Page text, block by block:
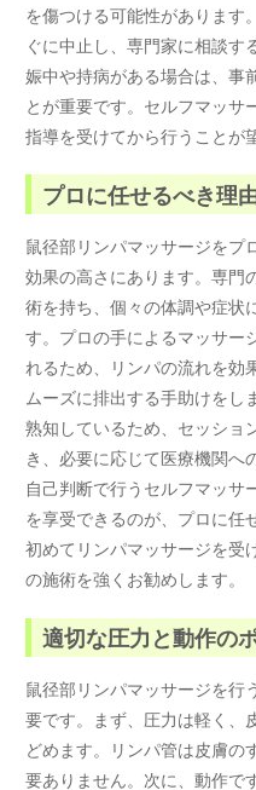
を傷つける可能性があります
ぐに中止し、専門家に相談
娠中や持病がある場合は、事
とが重要です。セルフマッサ
指導を受けてから行うことが
プロに任せるべき理
鼠径部リンパマッサージをプ
効果の高さにあります。専門
術を持ち、個々の体調や症状
す。プロの手によるマッサー
れるため、リンパの流れを効
ムーズに排出する手助けをし
熟知しているため、セッショ
き、必要に応じて医療機関へ
自己判断で行うセルフマッサ
を享受できるのが、プロに任
初めてリンパマッサージを受
の施術を強くお勧めします。
適切な圧力と動作の
鼠径部リンパマッサージを行
要です。まず、圧力は軽く、
どめます。リンパ管は皮膚の
要ありません。次に、動作で